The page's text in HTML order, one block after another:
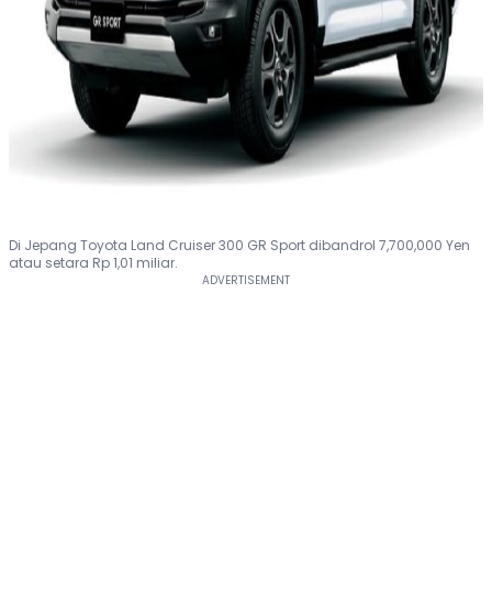
Di Jepang Toyota Land Cruiser 300 GR Sport dibandrol 7,700,000 Yen
atau setara Rp 1,01 miliar.